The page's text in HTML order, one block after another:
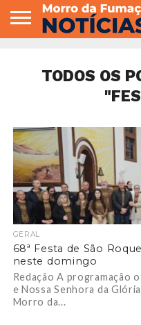
VEREADORES
TODOS OS
GERAL
68ª Festa de São
neste domingo
Redação A programação
e Nossa Senhora da
Morro da...